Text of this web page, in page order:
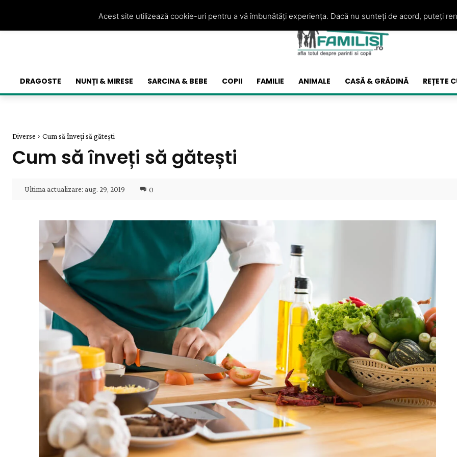
DRAGOSTE NUNȚI & MIRESE SARCINA & BEBE COPII FAMILIE ANIMALE CASĂ & GRĂDINĂ REȚETE
Diverse Cum să înveți să gătești
Cum să înveți să gătești
Ultima actualizare: aug. 29, 2019 0
Acest site utilizează cookie-uri pentru a vă îmbunătăți experiența. Dacă nu sunteți de acord, puteți